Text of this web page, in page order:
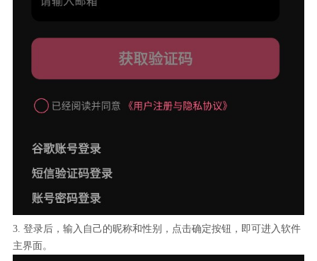
3. 登录后，输入自己的昵称和性别，点击确定按钮，即可进入软件
主界面。